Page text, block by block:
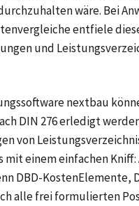
wäre. Bei
entfiele
und
nextbau
DIN 276 erledigt
von
mit einem einfachen
DBD-KostenElemente,
alle frei formulierten